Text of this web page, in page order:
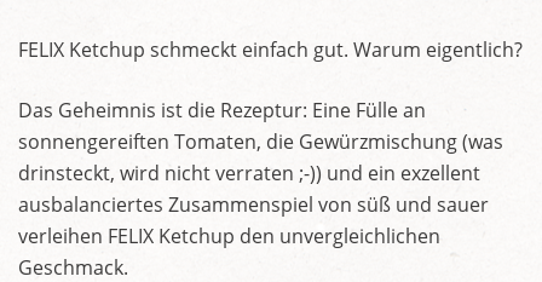
FELIX Ketchup schmeckt einfach gut. Warum eigentlich?
Das Geheimnis ist die Rezeptur: Eine Fülle an
sonnengereiften Tomaten, die Gewürzmischung (was
drinsteckt, wird nicht verraten ;-)) und ein exzellent
ausbalanciertes Zusammenspiel von süß und sauer
verleihen FELIX Ketchup den unvergleichlichen
Geschmack.